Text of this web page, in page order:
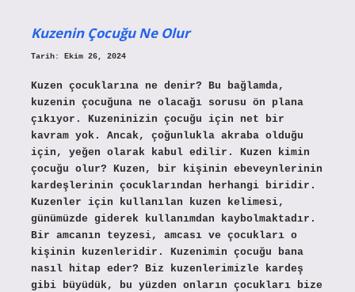
Kuzenin Çocuğu Ne Olur
Tarih: Ekim 26, 2024
Kuzen çocuklarına ne denir? Bu bağlamda,
kuzenin çocuğuna ne olacağı sorusu ön plana
çıkıyor. Kuzeninizin çocuğu için net bir
kavram yok. Ancak, çoğunlukla akraba olduğu
için, yeğen olarak kabul edilir. Kuzen kimin
çocuğu olur? Kuzen, bir kişinin ebeveynlerinin
kardeşlerinin çocuklarından herhangi biridir.
Kuzenler için kullanılan kuzen kelimesi,
günümüzde giderek kullanımdan kaybolmaktadır.
Bir amcanın teyzesi, amcası ve çocukları o
kişinin kuzenleridir. Kuzenimin çocuğu bana
nasıl hitap eder? Biz kuzenlerimizle kardeş
gibi büyüdük, bu yüzden onların çocukları bize